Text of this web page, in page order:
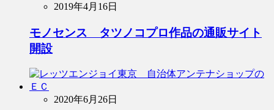
2019年4月16日
モノセンス タツノコプロ作品の通販サイト
開設
2020年6月26日